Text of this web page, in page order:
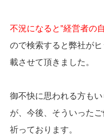
不況になると”経営者の
ので検索すると弊社が
載させて頂きました。
御不快に思われる方も
が、今後、そういった
祈っております。